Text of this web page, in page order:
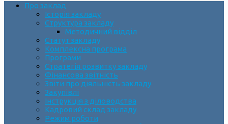
Про заклад
Історія закладу
Структура закладу
Методичний відділ
Статут закладу
Комплексна програма
Програми
Стратегія розвитку закладу
Фінансова звітність
Звіти про діяльність закладу
Закупівлі
Інструкція з діловодства
Кадровий склад закладу
Режим роботи